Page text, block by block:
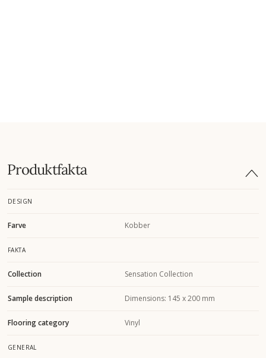
Produktfakta
DESIGN
Farve Kobber
FAKTA
Collection Sensation Collection
Sample description Dimensions: 145 x 200 mm
Flooring category Vinyl
GENERAL